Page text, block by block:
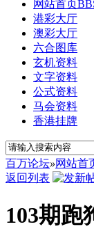
网站首页
港彩大厅
澳彩大厅
六合图库
玄机资料
文字资料
公式资料
马会资料
香港挂牌
百万论坛»网站首
返回列表
103期跑